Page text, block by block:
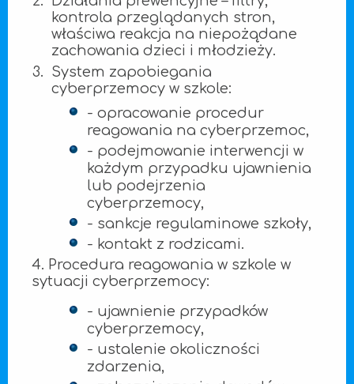
kontrola przeglądanych stron,
właściwa reakcja na niepożądane
zachowania dzieci i młodzieży.
System zapobiegania
cyberprzemocy w szkole:
- opracowanie procedur
reagowania na cyberprzemoc,
- podejmowanie interwencji w
każdym przypadku ujawnienia
lub podejrzenia
cyberprzemocy,
- sankcje regulaminowe szkoły,
- kontakt z rodzicami.
4. Procedura reagowania w szkole w
sytuacji cyberprzemocy:
- ujawnienie przypadków
cyberprzemocy,
- ustalenie okoliczności
zdarzenia,